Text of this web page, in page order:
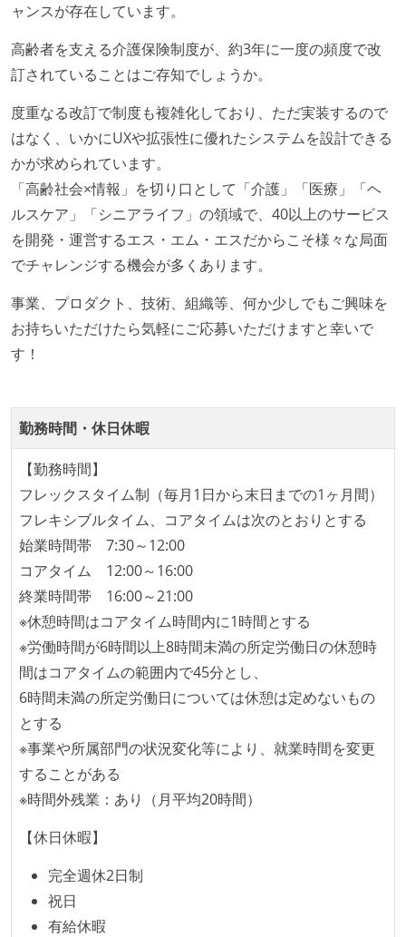
開発メンバーの裁量
OS やエディタ、IDE といった個人の環境は、各自の責
任で好きなものを使うことができる
企画を決定する場に、実装を担当する開発メンバーが
参加している
タスクの見積もりは、実装を担当するメンバーが中心
となって行う
コード品質向上のための取り組み
「リファクタリングは随時行われるべき」という価値
観をメンバー全員が共有しており、日常的に実施して
いる
何らかのコーディング規約をチーム全体で遵守するよ
が実行される環境が構築されている
テストの実施度
ほとんどのプロダクトコードに単体テストを記述、実
施している
ほとんどの機能に受け入れテストを記述、実施してい
る
機能の実装と同時にテストコードを記述している
アジャイル実践状況
1ヶ月以下の短い期間でのイテレーション開発を実践
している
デイリーでスタンドアップミーティング、またはそれ
に準じるチーム内の打ち合わせを行っている
イテレーションの最後などに、定期的にチームでふり
かえりミーティングを行っている
タスク見積もりの単位には絶対量（人日など）ではな
く相対ポイントを用い、極力複数人の意見を調整する
継続的なデプロイ（デリバリー）を行っている
ワークフローの整備
ャンスが存在しています。
高齢者を支える介護保険制度が、約3年に一度の頻度で改
訂されていることはご存知でしょうか。
度重なる改訂で制度も複雑化しており、ただ実装するので
はなく、いかにUXや拡張性に優れたシステムを設計できる
かが求められています。
「高齢社会×情報」を切り口として「介護」「医療」「ヘ
ルスケア」「シニアライフ」の領域で、40以上のサービス
を開発・運営するエス・エム・エスだからこそ様々な局面
でチャレンジする機会が多くあります。
事業、プロダクト、技術、組織等、何か少しでもご興味を
お持ちいただけたら気軽にご応募いただけますと幸いで
す！
勤務時間・休日休暇
【勤務時間】
フレックスタイム制（毎月1日から末日までの1ヶ月間）
フレキシブルタイム、コアタイムは次のとおりとする
始業時間帯 7:30～12:00
コアタイム 12:00～16:00
終業時間帯 16:00～21:00
※休憩時間はコアタイム時間内に1時間とする
※労働時間が6時間以上8時間未満の所定労働日の休憩時
間はコアタイムの範囲内で45分とし、
6時間未満の所定労働日については休憩は定めないもの
とする
※事業や所属部門の状況変化等により、就業時間を変更
することがある
※時間外残業：あり（月平均20時間）
【休日休暇】
完全週休2日制
祝日
有給休暇